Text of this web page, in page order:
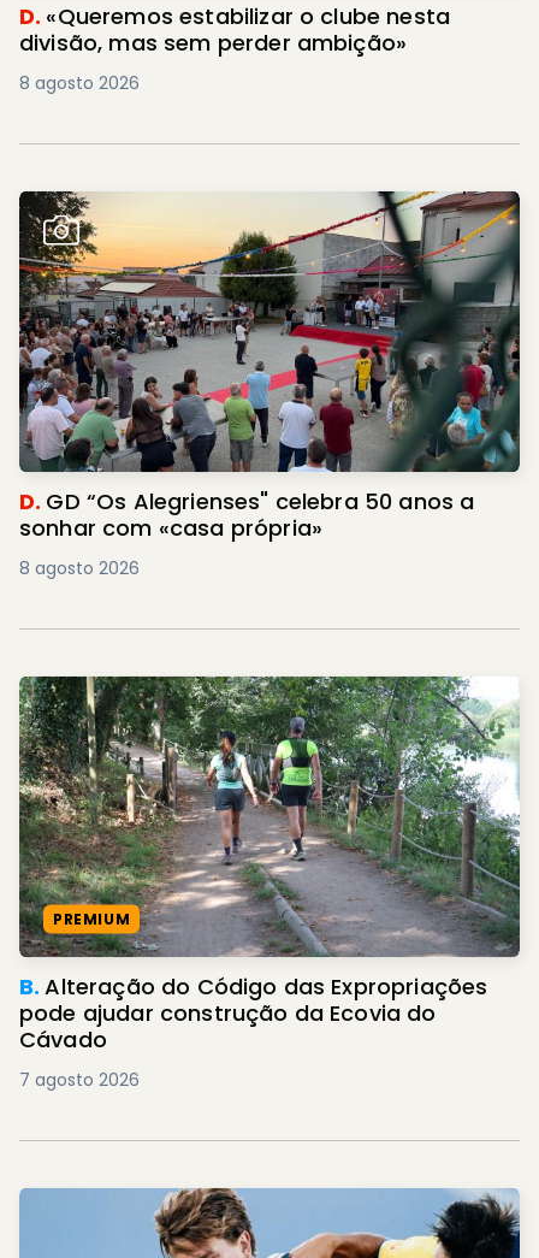
D. «Queremos estabilizar o clube nesta
divisão, mas sem perder ambição»
8 agosto 2026
D. GD “Os Alegrienses" celebra 50 anos a
sonhar com «casa própria»
8 agosto 2026
PREMIUM
B.Alteração do Código das Expropriações
pode ajudar construção da Ecovia do
Cávado
7 agosto 2026